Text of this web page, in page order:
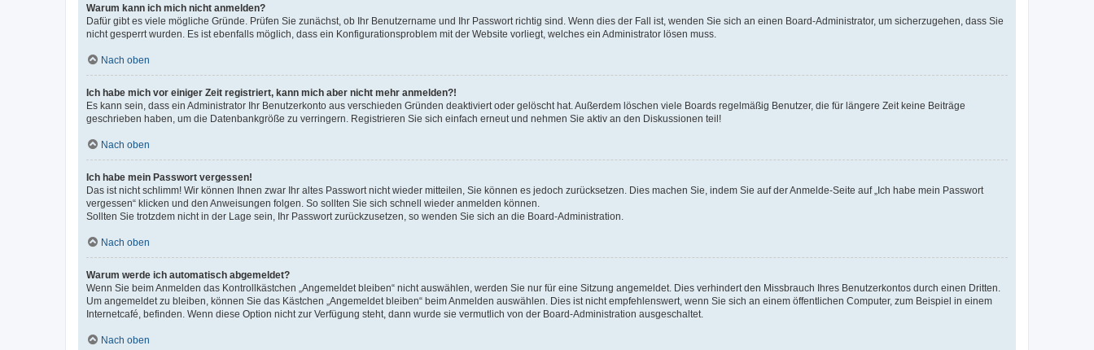
Warum kann ich mich nicht anmelden?
Dafür gibt es viele mögliche Gründe. Prüfen Sie zunächst, ob Ihr Benutzername und Ihr Passwort richtig sind. Wenn dies der Fall ist, wenden Sie sich an einen Board-Administrator, um sicherzugehen, dass Sie
nicht gesperrt wurden. Es ist ebenfalls möglich, dass ein Konfigurationsproblem mit der Website vorliegt, welches ein Administrator lösen muss.
Nach oben
Ich habe mich vor einiger Zeit registriert, kann mich aber nicht mehr anmelden?!
Es kann sein, dass ein Administrator Ihr Benutzerkonto aus verschieden Gründen deaktiviert oder gelöscht hat. Außerdem löschen viele Boards regelmäßig Benutzer, die für längere Zeit keine Beiträge
geschrieben haben, um die Datenbankgröße zu verringern. Registrieren Sie sich einfach erneut und nehmen Sie aktiv an den Diskussionen teil!
Nach oben
Ich habe mein Passwort vergessen!
Das ist nicht schlimm! Wir können Ihnen zwar Ihr altes Passwort nicht wieder mitteilen, Sie können es jedoch zurücksetzen. Dies machen Sie, indem Sie auf der Anmelde-Seite auf „Ich habe mein Passwort
vergessen“ klicken und den Anweisungen folgen. So sollten Sie sich schnell wieder anmelden können.
Sollten Sie trotzdem nicht in der Lage sein, Ihr Passwort zurückzusetzen, so wenden Sie sich an die Board-Administration.
Nach oben
Warum werde ich automatisch abgemeldet?
Wenn Sie beim Anmelden das Kontrollkästchen „Angemeldet bleiben“ nicht auswählen, werden Sie nur für eine Sitzung angemeldet. Dies verhindert den Missbrauch Ihres Benutzerkontos durch einen Dritten.
Um angemeldet zu bleiben, können Sie das Kästchen „Angemeldet bleiben“ beim Anmelden auswählen. Dies ist nicht empfehlenswert, wenn Sie sich an einem öffentlichen Computer, zum Beispiel in einem
Internetcafé, befinden. Wenn diese Option nicht zur Verfügung steht, dann wurde sie vermutlich von der Board-Administration ausgeschaltet.
Nach oben